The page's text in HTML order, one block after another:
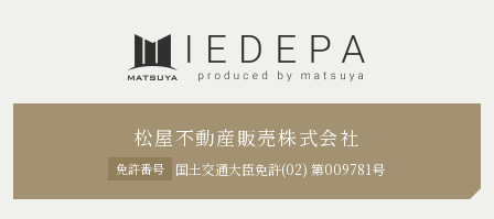
松屋不動産販売株式会社
免許番号 国土交通大臣免許(02) 第009781号